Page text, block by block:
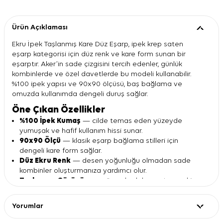
Ürün Açıklaması
Ekru İpek Taşlanmış Kare Düz Eşarp, ipek krep saten
eşarp kategorisi için düz renk ve kare form sunan bir
eşarptır. Aker’in sade çizgisini tercih edenler, günlük
kombinlerde ve özel davetlerde bu modeli kullanabilir.
%100 ipek yapısı ve 90x90 ölçüsü, baş bağlama ve
omuzda kullanımda dengeli duruş sağlar.
Öne Çıkan Özellikler
%100 İpek Kumaş — cilde temas eden yüzeyde
yumuşak ve hafif kullanım hissi sunar.
90x90 Ölçü — klasik eşarp bağlama stilleri için
dengeli kare form sağlar.
Düz Ekru Renk — desen yoğunluğu olmadan sade
kombinler oluşturmanıza yardımcı olur.
Taşlanmış Görünüm
— yüzeyde daha mat ve sakin
için net bir seçenek sunar.
Yorumlar